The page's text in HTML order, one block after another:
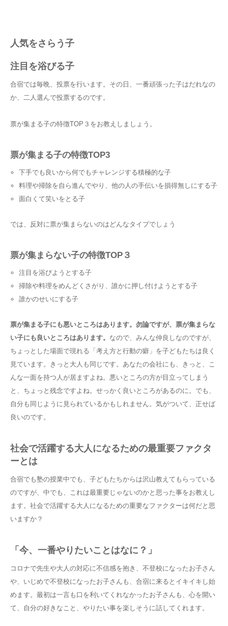
人気をさらう子
注目を浴びる子
合宿では毎晩、投票を行います。その日、一番頑張った子はだれなの
か、二人選んで投票するのです。
票が集まる子の特徴TOP３をお教えしましょう。
票が集まる子の特徴TOP3
下手でも良いから何でもチャレンジする積極的な子
料理や掃除を自ら進んでやり、他の人の手伝いを損得無しにする子
面白くて笑いをとる子
では、反対に票が集まらないのはどんなタイプでしょう
票が集まらない子の特徴TOP３
注目を浴びようとする子
掃除や料理をめんどくさがり、誰かに押し付けようとする子
誰かのせいにする子
票が集まる子にも悪いところはあります。勿論ですが、票が集まらな
い子にも良いところはあります。 なので、みんな仲良しなのですが、
ちょっとした場面で現れる「考え方と行動の癖」を子どもたちは良く
見ています。きっと大人も同じです。あなたの会社にも、きっと、こ
んな一面を持つ人が居ますよね。悪いところの方が目立ってしまう
と、ちょっと残念ですよね。せっかく良いところがあるのに。でも、
自分も同じように見られているかもしれません。気がついて、正せば
良いのです。
社会で活躍する大人になるための最重要ファクタ
ーとは
合宿でも塾の授業中でも、子どもたちからは沢山教えてもらっている
のですが、中でも、これは最重要じゃないのかと思った事をお教えし
ます。社会で活躍する大人になるための重要なファクターは何だと思
いますか？
「今、一番やりたいことはなに？」
コロナで先生や大人の対応に不信感を抱き、不登校になったお子さん
や、いじめで不登校になったお子さんも、合宿に来るとイキイキし始
めます。最初は一言も口を利いてくれなかったお子さんも、心を開い
て、自分の好きなこと、やりたい事を楽しそうに話してくれます。